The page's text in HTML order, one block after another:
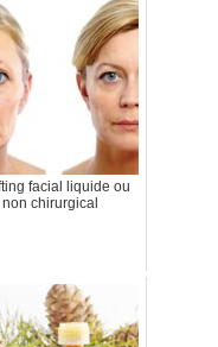
facial liquide ou
non chirurgical